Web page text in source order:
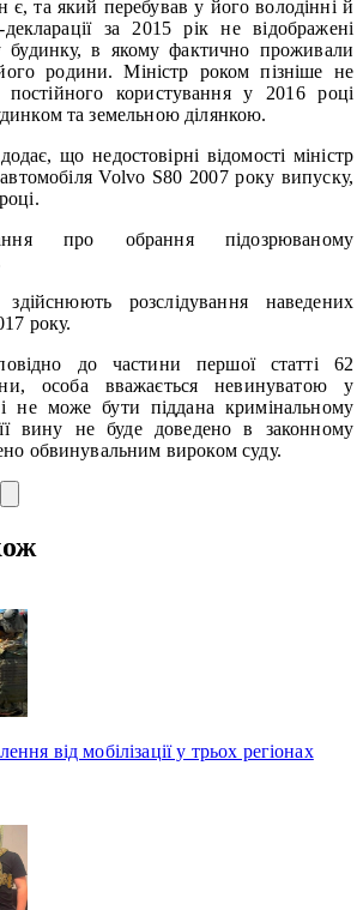
є, та який перебував у його володінні й
за 2015 рік не відображені
будинку, в якому фактично проживали
родини. Міністр роком пізніше не
постійного користування у 2016 році
та земельною ділянкою.
що недостовірні відомості міністр
автомобіля Volvo S80 2007 року випуску,
про обрання підозрюваному
розслідування наведених
року.
до частини першої статті 62
особа вважається невинуватою у
не може бути піддана кримінальному
вину не буде доведено в законному
обвинувальним вироком суду.
від мобілізації у трьох регіонах